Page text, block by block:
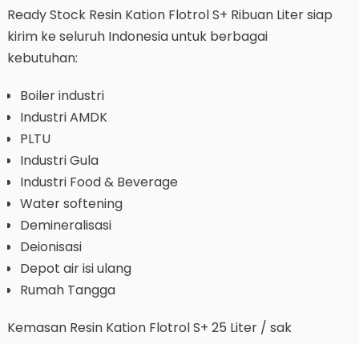
Ready Stock Resin Kation Flotrol S+ Ribuan Liter siap
kirim ke seluruh Indonesia untuk berbagai
kebutuhan:
Boiler industri
Industri AMDK
PLTU
Industri Gula
Industri Food & Beverage
Water softening
Demineralisasi
Deionisasi
Depot air isi ulang
Rumah Tangga
Kemasan Resin Kation Flotrol S+ 25 Liter / sak